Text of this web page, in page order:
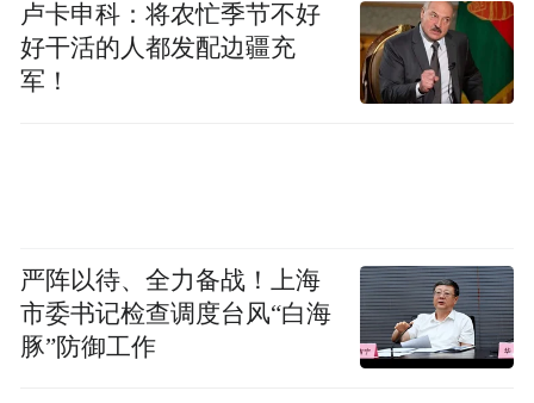
卢卡申科：将农忙季节不好
好干活的人都发配边疆充
军！
严阵以待、全力备战！上海
市委书记检查调度台风“白海
豚”防御工作